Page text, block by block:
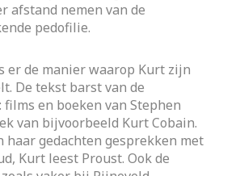
afstand nemen van de
pedofilie.
er de manier waarop Kurt zijn
De tekst barst van de
en boeken van Stephen
van bijvoorbeeld Kurt Cobain.
haar gedachten gesprekken met
Kurt leest Proust. Ook de